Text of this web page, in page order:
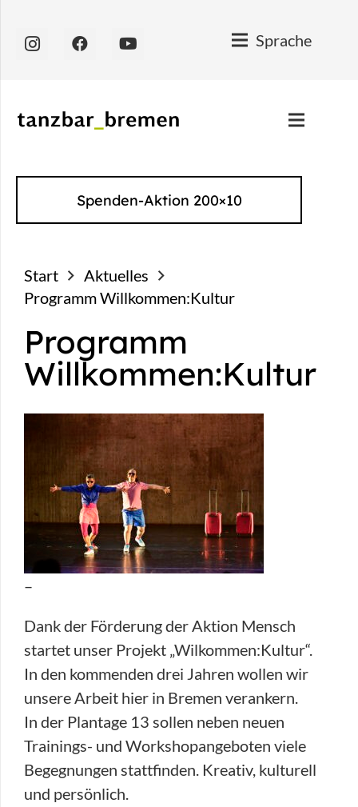
Sprache
Spenden-Aktion 200×10
Start
Aktuelles
Programm Willkommen:Kultur
Programm
Willkommen:Kultur
–
Dank der Förderung der Aktion Mensch
startet unser Projekt „Wilkommen:Kultur“.
In den kommenden drei Jahren wollen wir
unsere Arbeit hier in Bremen verankern.
In der Plantage 13 sollen neben neuen
Trainings- und Workshopangeboten viele
Begegnungen stattfinden. Kreativ, kulturell
und persönlich.